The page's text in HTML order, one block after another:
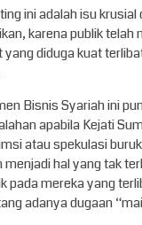
ini adalah isu
karena publik telah
diduga kuat
Bisnis Syariah ini
apabila Kejati
atau spekulasi
menjadi hal yang tak
pada mereka yang
adanya dugaan